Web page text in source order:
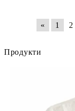
« 1 2
Продукти